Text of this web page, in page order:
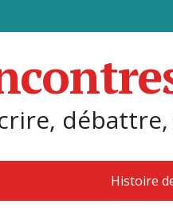
Histoire